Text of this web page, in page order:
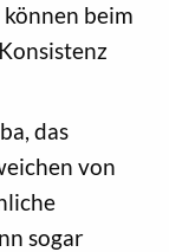
beim
das
von
sogar